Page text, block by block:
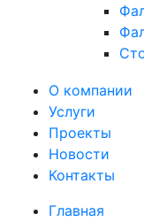
О компании
Услуги
Проекты
Новости
Контакты
Главная